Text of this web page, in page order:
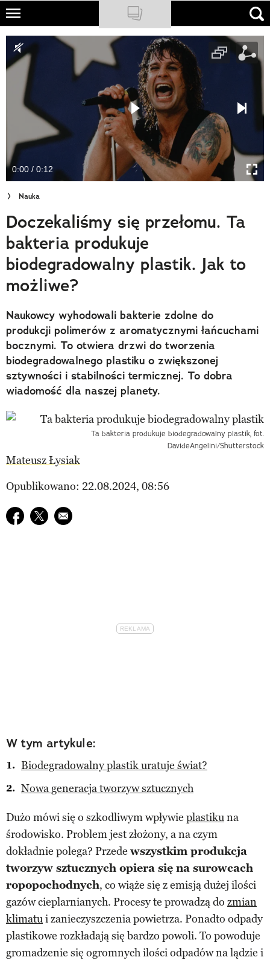
Skip
main
content
NATIONAL GEOGRAPHIC
TRAVELER
PODCASTY
Newsletter
Cuda Polski
Wielki Konkurs Fotograficzny
Trendbook Podróżniczy
Polecane
0:00 / 0:12
Nauka
Doczekaliśmy się przełomu. Ta
bakteria produkuje
biodegradowalny plastik. Jak to
możliwe?
Naukowcy wyhodowali bakterie zdolne do
produkcji polimerów z aromatycznymi łańcuchami
bocznymi. To otwiera drzwi do tworzenia
biodegradowalnego plastiku o zwiększonej
sztywności i stabilności termicznej. To dobra
wiadomość dla naszej planety.
Ta bakteria produkuje biodegradowalny plastik, fot.
DavideAngelini/Shutterstock
Mateusz Łysiak
Opublikowano: 22.08.2024, 08:56
Udostępnij na facebook
Udostępnij na twitter
E-mail do przyjaciela
W tym artykule:
Biodegradowalny plastik uratuje świat?
Nowa generacja tworzyw sztucznych
Dużo mówi się o szkodliwym wpływie plastikuna
środowisko. Problem jest złożony, a na czym
dokładnie polega? Przede wszystkim produkcja
tworzyw sztucznych opiera się na surowcach
ropopochodnych, co wiąże się z emisją dużej ilości
gazów cieplarnianych. Procesy te prowadzą do zmian
klimatui zanieczyszczenia powietrza. Ponadto odpady
plastikowe rozkładają się bardzo powoli. To powoduje
gromadzenie się ogromnych ilości odpadów na lądzie i